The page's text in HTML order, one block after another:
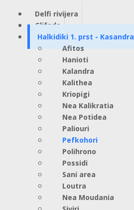
Delfi rivijera
Glifada
Halkidiki 1. prst - Kasandra
Afitos
Hanioti
Kalandra
Kalithea
Kriopigi
Nea Kalikratia
Nea Potidea
Paliouri
Pefkohori
Polihrono
Possidi
Sani area
Loutra
Nea Moudania